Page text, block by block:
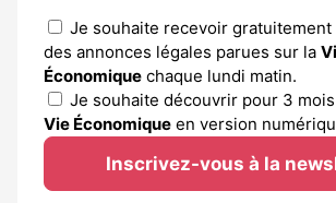
Je souhaite recevoir gratuitement
des annonces légales parues sur la
Économique chaque lundi matin.
Je souhaite découvrir pour 3
Vie Économique en version
Inscrivez-vous à la